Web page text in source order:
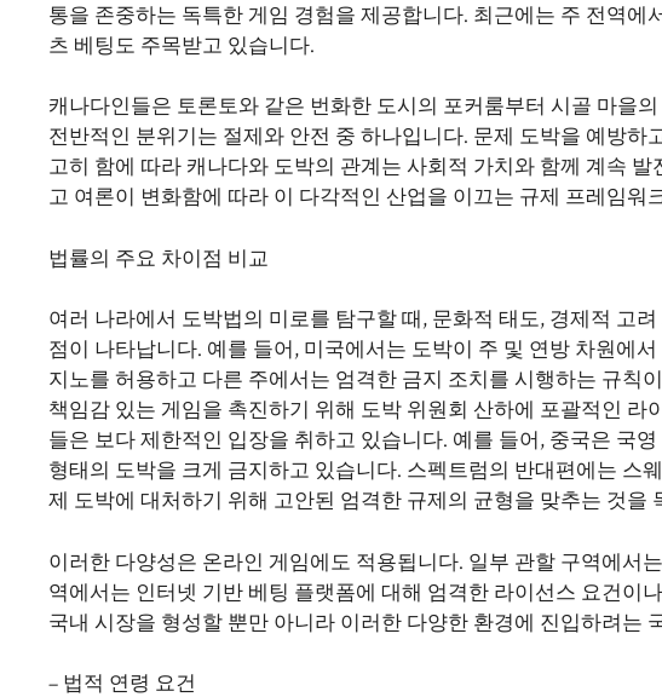
통을 존중하는 독특한 게임 경험을 제공합니다. 최근에는 주 전역
츠 베팅도 주목받고 있습니다.
캐나다인들은 토론토와 같은 번화한 도시의 포커룸부터 시골 마을
전반적인 분위기는 절제와 안전 중 하나입니다. 문제 도박을 예방
고히 함에 따라 캐나다와 도박의 관계는 사회적 가치와 함께 계속
고 여론이 변화함에 따라 이 다각적인 산업을 이끄는 규제 프레임워
법률의 주요 차이점 비교
여러 나라에서 도박법의 미로를 탐구할 때, 문화적 태도, 경제적 고
점이 나타납니다. 예를 들어, 미국에서는 도박이 주 및 연방 차원에
지노를 허용하고 다른 주에서는 엄격한 금지 조치를 시행하는 규칙
책임감 있는 게임을 촉진하기 위해 도박 위원회 산하에 포괄적인
들은 보다 제한적인 입장을 취하고 있습니다. 예를 들어, 중국은 국
형태의 도박을 크게 금지하고 있습니다. 스펙트럼의 반대편에는 스
제 도박에 대처하기 위해 고안된 엄격한 규제의 균형을 맞추는 것을
이러한 다양성은 온라인 게임에도 적용됩니다. 일부 관할 구역에서
역에서는 인터넷 기반 베팅 플랫폼에 대해 엄격한 라이선스 요건이
국내 시장을 형성할 뿐만 아니라 이러한 다양한 환경에 진입하려는
– 법적 연령 요건